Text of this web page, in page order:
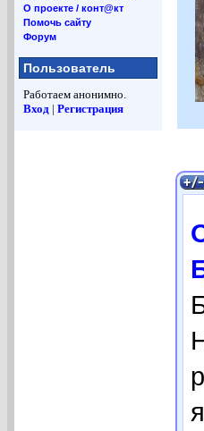
О проекте / конт@кт
Помочь сайту
Форум
Пользователь
Работаем анонимно.
Вход | Регистрация